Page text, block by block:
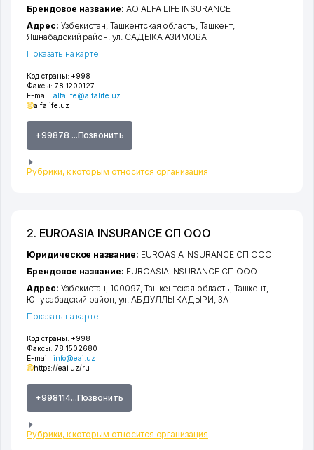
Код страны: +998
Факсы: 78 1200127
E-mail: alfalife@alfalife.uz
alfalife.uz
+99878 ...Позвонить
Рубрики, к которым относится организация
Брендовое название: АО ALFA LIFE INSURANCE
Адрес: Узбекистан,Ташкентская область ,Ташкент,
Яшнабадский район ,ул. САДЫКА АЗИМОВА
Показать на карте
2. EUROASIA INSURANCE СП ООО
Код страны: +998
Факсы: 78 1502680
E-mail: info@eai.uz
https://eai.uz/ru
+998114...Позвонить
Рубрики, к которым относится организация
Юридическое название: EUROASIA INSURANCE СП ООО
Брендовое название: EUROASIA INSURANCE СП ООО
Адрес: Узбекистан, 100097, Ташкентская область, Ташкент,
Юнусабадский район,ул. АБДУЛЛЫ КАДЫРИ, 3А
Показать на карте